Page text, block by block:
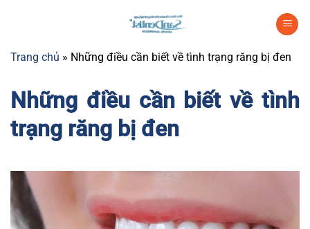
dungTrang chủ » Những điều cần biết về tình trạng răng bị đen
Những điều cần biết về tình
trạng răng bị đen